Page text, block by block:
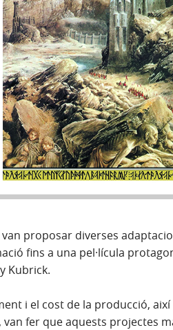
proposar diverses
fins a una pel·lícula
Kubrick.
i el cost de la producció,
van fer que aquests projectes